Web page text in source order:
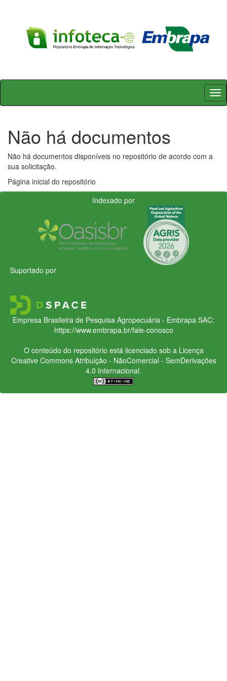
Skip
Não há documentos
Não há documentos disponíveis no repositório de acordo com a
sua solicitação.
Página inicial do repositório
Indexado por
Suportado por
Empresa Brasileira de Pesquisa Agropecuária - Embrapa SAC:
https://www.embrapa.br/fale-conosco
O conteúdo do repositório está licenciado sob a Licença
Creative CommonsAtribuição - NãoComercial - SemDerivações
4.0 Internacional.